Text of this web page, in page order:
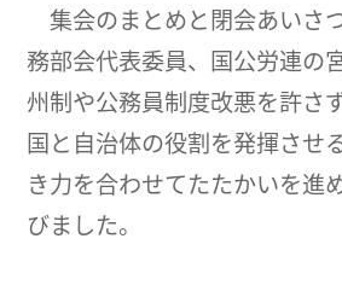
集会のまとめと閉会あいさ
務部会代表委員、国公労連の
州制や公務員制度改悪を許さ
国と自治体の役割を発揮させ
き力を合わせてたたかいを進
びました。